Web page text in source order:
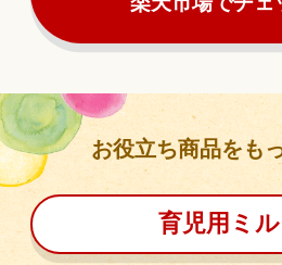
お役立ち商品をも
育児用ミ